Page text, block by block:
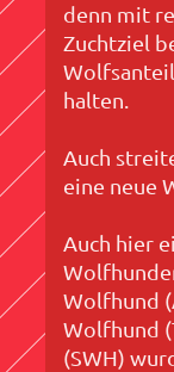
denn mit
Zuchtziel
halten.
Auch
eine neue
Auch hier
Wolfhund
Wolfhund
(SWH)